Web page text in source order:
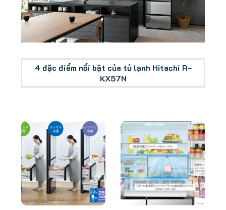
4 đặc điểm nổi bật của tủ lạnh Hitachi R-
KX57N